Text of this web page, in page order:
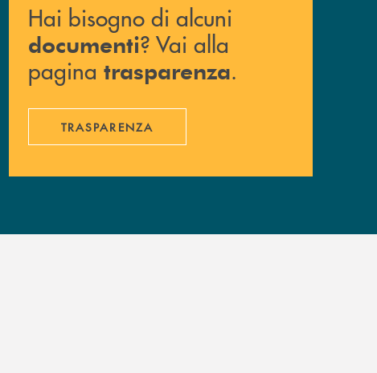
Hai bisogno di alcuni
documenti? Vai alla
pagina trasparenza.
TRASPARENZA